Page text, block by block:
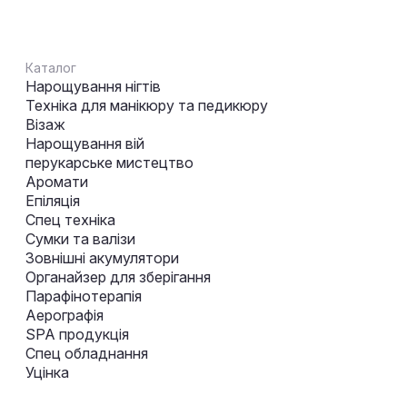
Каталог
Нарощування нігтів
Техніка для манікюру та педикюру
Візаж
Нарощування вій
перукарське мистецтво
Аромати
Епіляція
Спец техніка
Сумки та валізи
Зовнішні акумулятори
Органайзер для зберігання
Парафінотерапія
Аерографія
SPA продукція
Спец обладнання
Уцінка